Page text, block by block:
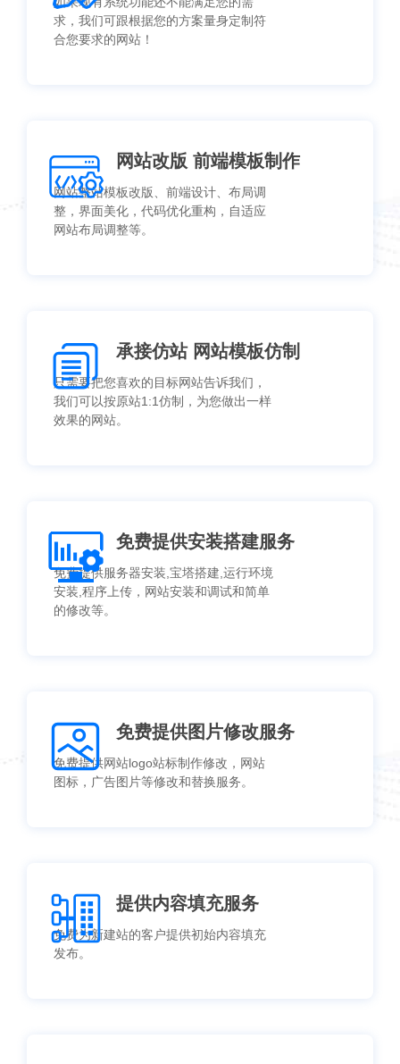
求，我们可跟根据您的方案量身定制符
合您要求的网站！
网站改版 前端模板制作
网站整站模板改版、前端设计、布局调
整，界面美化，代码优化重构，自适应
网站布局调整等。
承接仿站 网站模板仿制
只需要把您喜欢的目标网站告诉我们，
我们可以按原站1:1仿制，为您做出一样
效果的网站。
免费提供安装搭建服务
免费提供服务器安装,宝塔搭建,运行环境
安装,程序上传，网站安装和调试和简单
的修改等。
免费提供图片修改服务
免费提供网站logo站标制作修改，网站
图标，广告图片等修改和替换服务。
提供内容填充服务
免费为新建站的客户提供初始内容填充
发布。